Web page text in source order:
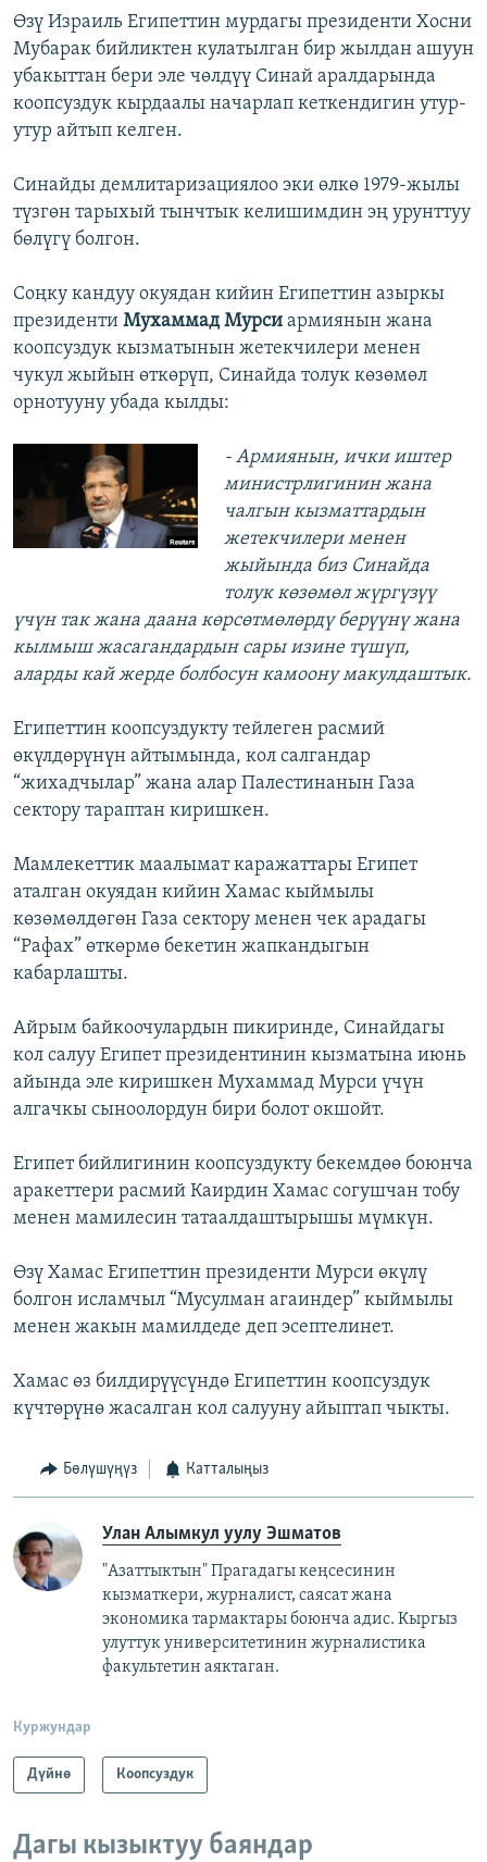
Өзү Израиль Египеттин мурдагы президенти Хосни
Мубарак бийликтен кулатылган бир жылдан ашуун
убакыттан бери эле чөлдүү Синай аралдарында
коопсуздук кырдаалы начарлап кеткендигин утур-
утур айтып келген.
Синайды демлитаризациялоо эки өлкө 1979-жылы
түзгөн тарыхый тынчтык келишимдин эң урунттуу
бөлүгү болгон.
Соңку кандуу окуядан кийин Египеттин азыркы
президенти Мухаммад Мурси армиянын жана
коопсуздук кызматынын жетекчилери менен
чукул жыйын өткөрүп, Синайда толук көзөмөл
орнотууну убада кылды:
- Армиянын, ички иштер
министрлигинин жана
чалгын кызматтардын
жетекчилери менен
жыйында биз Синайда
толук көзөмөл жүргүзүү
үчүн так жана даана көрсөтмөлөрдү берүүнү жана
кылмыш жасагандардын сары изине түшүп,
аларды кай жерде болбосун камоону макулдаштык.
Египеттин коопсуздукту тейлеген расмий
өкүлдөрүнүн айтымында, кол салгандар
“жихадчылар” жана алар Палестинанын Газа
сектору тараптан киришкен.
Мамлекеттик маалымат каражаттары Египет
аталган окуядан кийин Хамас кыймылы
көзөмөлдөгөн Газа сектору менен чек арадагы
“Рафах” өткөрмө бекетин жапкандыгын
кабарлашты.
Айрым байкоочулардын пикиринде, Синайдагы
кол салуу Египет президентинин кызматына июнь
айында эле киришкен Мухаммад Мурси үчүн
алгачкы сыноолордун бири болот окшойт.
Египет бийлигинин коопсуздукту бекемдөө боюнча
аракеттери расмий Каирдин Хамас согушчан тобу
менен мамилесин татаалдаштырышы мүмкүн.
Өзү Хамас Египеттин президенти Мурси өкүлү
болгон исламчыл “Мусулман агаиндер” кыймылы
менен жакын мамилдеде деп эсептелинет.
Хамас өз билдирүүсүндө Египеттин коопсуздук
күчтөрүнө жасалган кол салууну айыптап чыкты.
Бөлүшүңүз Катталыңыз
Улан Алымкул уулу Эшматов
"Азаттыктын" Прагадагы кеңсесинин
кызматкери, журналист, саясат жана
экономика тармактары боюнча адис. Кыргыз
улуттук университетинин журналистика
факультетин аяктаган.
Куржундар
Дүйнө Коопсуздук
Дагы кызыктуу баяндар